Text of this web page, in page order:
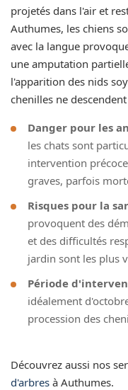
projetés dans l'air et
Authumes, les chiens
avec la langue
une amputation
l'apparition des nids
chenilles ne
Danger pour les
les chats sont
intervention
graves, parfois
Risques pour la
provoquent des
et des difficultés
jardin sont les plus
Période
idéalement
procession des
Découvrez aussi nos
d'arbres à Authumes.